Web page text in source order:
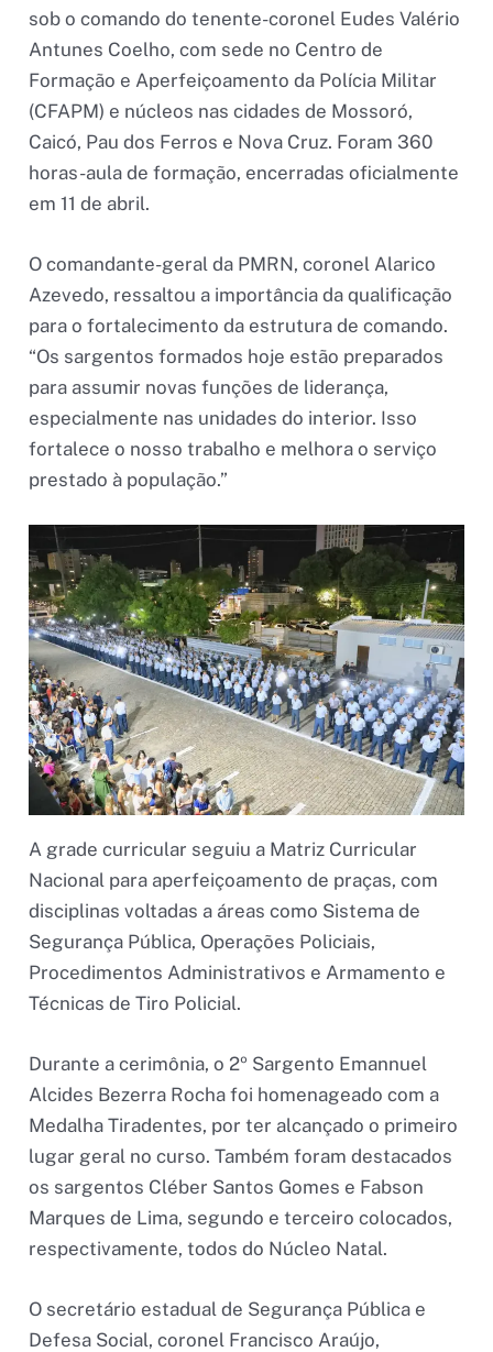
sob o comando do tenente-coronel Eudes Valério
Antunes Coelho, com sede no Centro de
Formação e Aperfeiçoamento da Polícia Militar
(CFAPM) e núcleos nas cidades de Mossoró,
Caicó, Pau dos Ferros e Nova Cruz. Foram 360
horas-aula de formação, encerradas oficialmente
em 11 de abril.
O comandante-geral da PMRN, coronel Alarico
Azevedo, ressaltou a importância da qualificação
para o fortalecimento da estrutura de comando.
“Os sargentos formados hoje estão preparados
para assumir novas funções de liderança,
especialmente nas unidades do interior. Isso
fortalece o nosso trabalho e melhora o serviço
prestado à população.”
A grade curricular seguiu a Matriz Curricular
Nacional para aperfeiçoamento de praças, com
disciplinas voltadas a áreas como Sistema de
Segurança Pública, Operações Policiais,
Procedimentos Administrativos e Armamento e
Técnicas de Tiro Policial.
Durante a cerimônia, o 2º Sargento Emannuel
Alcides Bezerra Rocha foi homenageado com a
Medalha Tiradentes, por ter alcançado o primeiro
lugar geral no curso. Também foram destacados
os sargentos Cléber Santos Gomes e Fabson
Marques de Lima, segundo e terceiro colocados,
respectivamente, todos do Núcleo Natal.
O secretário estadual de Segurança Pública e
Defesa Social, coronel Francisco Araújo,